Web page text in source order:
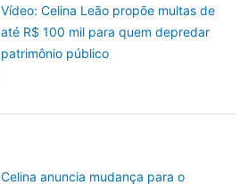
Vídeo: Celina Leão propõe multas de
até R$ 100 mil para quem depredar
patrimônio público
Celina anuncia mudança para o